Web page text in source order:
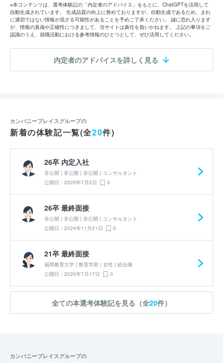
※本コンテンツは、選考体験記の「内定者のアドバイス」をもとに、ChatGPTを活用して
自動生成されています。 生成品質の向上に努めておりますが、自動生成であるため、まれ
に適切ではない情報が混ざる可能性があることを予めご了承ください。 誠に恐れ入ります
が、情報の真偽や正確性につきまして、当サイトは責任を負いかねます。 上記の事項をご
認識のうえ、就職活動における参考情報のひとつとして、ぜひ活用してください。
内定者のアドバイスを詳しく見る
カンパニープレイスグループの
新着の体験記一覧(全20件)
26卒 内定入社
非公開 | 非公開 | 非公開 | コンサルタント
公開日：2025年7月2日
0
26卒 最終面接
非公開 | 非公開 | 非公開 | コンサルタント
公開日：2024年11月21日
0
21卒 最終面接
福岡教育大学 | 教育学部 | 女性 | 総合職
公開日：2020年7月17日
0
全ての本選考体験記を見る（全20件）
カンパニープレイスグループの